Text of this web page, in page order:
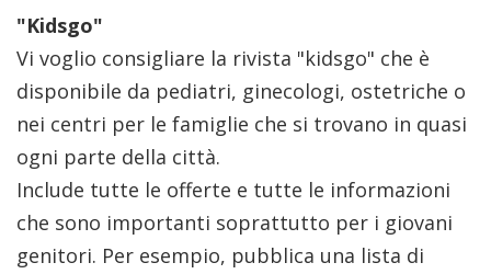
"Kidsgo"
Vi voglio consigliare la rivista "kidsgo" che è
disponibile da pediatri, ginecologi, ostetriche o
nei centri per le famiglie che si trovano in quasi
ogni parte della città.
Include tutte le offerte e tutte le informazioni
che sono importanti soprattutto per i giovani
genitori. Per esempio, pubblica una lista di